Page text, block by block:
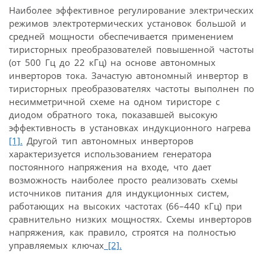
Наиболее эффективное регулирование электрических
режимов электротермических установок большой и
средней мощности обеспечивается применением
тиристорных преобразователей повышенной частоты
(от 500 Гц до 22 кГц) на основе автономных
инверторов тока. Зачастую автономный инвертор в
тиристорных преобразователях частоты выполнен по
несимметричной схеме на одном тиристоре с
диодом обратного тока, показавшей высокую
эффективность в установках индукционного нагрева
[1]. Другой тип автономных инверторов
характеризуется использованием генератора
постоянного напряжения на входе, что дает
возможность наиболее просто реализовать схемы
источников питания для индукционных систем,
работающих на высоких частотах (66–440 кГц) при
сравнительно низких мощностях. Схемы инверторов
напряжения, как правило, строятся на полностью
управляемых ключах [2].